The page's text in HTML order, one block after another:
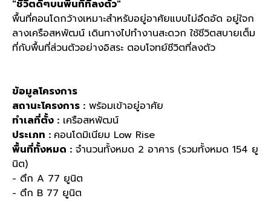
"ชีวิตดีๆบนพื้นที่ที่ลงตัว"
พื้นที่คอนโดกว้างเหมาะสําหรับอยู่อาศัยแบบไม่อึดอัด อยู่ใจก
ลางเครือสหพัฒน์ เดินทางไปทํางานสะดวก ใช้ชีวิตสบายเต็ม
ที่กับพื้นที่ส่วนตัวอย่างอิสระ ตอบโจทย์ชีวิตที่ลงตัว
ข้อมูลโครงการ
สถานะโครงการ : พร้อมเข้าอยู่อาศัย
ทำเลที่ตั้ง : เครือสหพัฒน์
ประเภท : คอนโดมิเนียม Low Rise
พื้นที่ทั้งหมด : จำนวนทั้งหมด 2 อาคาร (รวมทั้งหมด 154 ยู
นิต)
- ตึก A 77 ยูนิต
- ตึก B 77 ยูนิต